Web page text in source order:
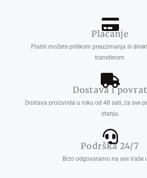
Plaćanje
Platiti možete prilikom preuzimanja ili
transferom.
Dostava i povrat
Dostava proizvoda u roku od 48 sati, za sve
stanju.
Podrška 24/7
Brzo odgovaramo na sve Vaše